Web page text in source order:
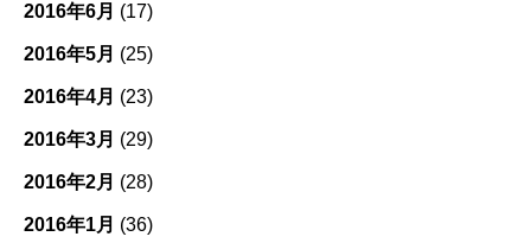
2016年6月 (17)
2016年5月 (25)
2016年4月 (23)
2016年3月 (29)
2016年2月 (28)
2016年1月 (36)